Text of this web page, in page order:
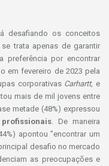
desafiando os conceitos
trata apenas de garantir
preferência por encontrar
em fevereiro de 2023 pela
corporativas Carhartt, e
mais de mil jovens entre
metade (48%) expressou
profissionais . De maneira
apontou "encontrar um
desafio no mercado
as preocupações e